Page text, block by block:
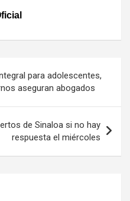
para adolescentes,
aseguran abogados
de Sinaloa si no hay
respuesta el miércoles